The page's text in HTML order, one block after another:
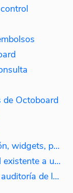
de Octoboard
¿Cómo gestionar los inicios de sesión, widgets, paneles de control e informes?
¿Cómo conectar un panel de control existente a un inicio de sesión diferente?
¿Cómo arreglar los resultados de la auditoría de la cuenta?